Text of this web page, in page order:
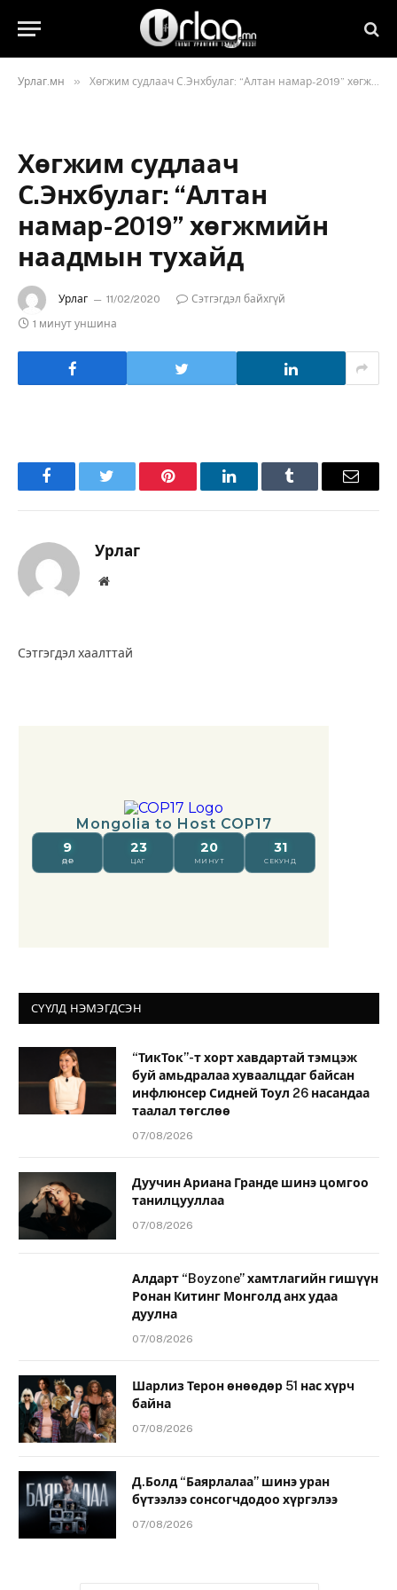
Урлаг.мн » Хөгжим судлаач С.Энхбулаг: “Алтан намар-2019” хөгжмийн наадмын тухайд
Хөгжим судлаач
С.Энхбулаг: “Алтан
намар-2019” хөгжмийн
наадмын тухайд
Урлаг 11/02/2020
Сэтгэгдэл байхгүй
1 минут уншина
FacebookTwitter Pinterest LinkedInTumblr Имэйл
Урлаг
Вэбсайт
Сэтгэгдэл хаалттай
СҮҮЛД НЭМЭГДСЭН
“ТикТок”-т хорт хавдартай тэмцэж
буй амьдралаа хуваалцдаг байсан
инфлюнсер Сидней Тоул 26 насандаа
таалал төгслөө
07/08/2026
Дуучин Ариана Гранде шинэ цомгоо
танилцууллаа
07/08/2026
Алдарт “Boyzone” хамтлагийн гишүүн
Ронан Китинг Монголд анх удаа
дуулна
07/08/2026
Шарлиз Терон өнөөдөр 51 нас хүрч
байна
07/08/2026
Д.Болд “Баярлалаа” шинэ уран
бүтээлээ сонсогчдодоо хүргэлээ
07/08/2026